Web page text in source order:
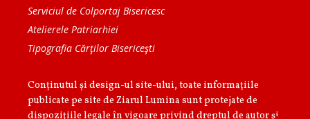
Serviciul de Colportaj Bisericesc
Atelierele Patriarhiei
Tipografia Cărţilor Bisericeşti
Conținutul și design-ul site-ului, toate informaţiile
publicate pe site de Ziarul Lumina sunt protejate de
dispoziţiile legale în vigoare privind dreptul de autor şi